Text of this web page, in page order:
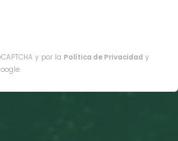
y por la Política de Privacidad y